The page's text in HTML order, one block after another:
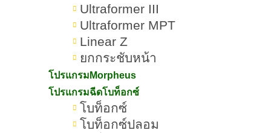
Ultraformer III
Ultraformer MPT
Linear Z
ยกกระชับหน้า
โปรแกรมMorpheus
โปรแกรมฉีดโบท็อกซ์
โบท็อกซ์
โบท็อกซ์ปลอม
1.Thermage TC (ปี 2003)
2.Thermage NXT (ปี 2007)
3.Thermage CPT (ปี 2009)
4.Thermage FLX (ปี 2018) รุ่นล่าสุด
ที่ดีที่สุดในปัจจุบัน